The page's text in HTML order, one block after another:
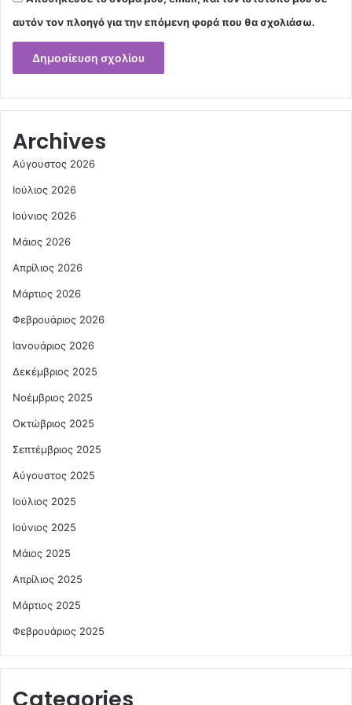
αυτόν τον πλοηγό για την επόμενη φορά που θα σχολιάσω.
Archives
Αύγουστος 2026
Ιούλιος 2026
Ιούνιος 2026
Μάιος 2026
Απρίλιος 2026
Μάρτιος 2026
Φεβρουάριος 2026
Ιανουάριος 2026
Δεκέμβριος 2025
Νοέμβριος 2025
Οκτώβριος 2025
Σεπτέμβριος 2025
Αύγουστος 2025
Ιούλιος 2025
Ιούνιος 2025
Μάιος 2025
Απρίλιος 2025
Μάρτιος 2025
Φεβρουάριος 2025
Categories